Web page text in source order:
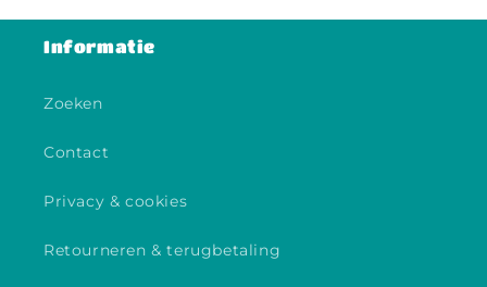
Informatie
Zoeken
Contact
Privacy & cookies
Retourneren & terugbetaling